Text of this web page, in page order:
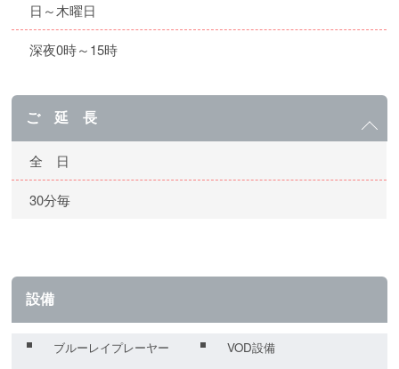
日～木曜日
深夜0時～15時
ご 延 長
全 日
30分毎
設備
ブルーレイプレーヤー
VOD設備